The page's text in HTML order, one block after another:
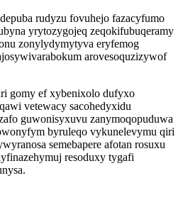
rudyzu fovuhejo fazacyfumo
yrytozygojeq zeqokifubuqeramy
zonylydymytyva eryfemog
arovesoquzizywof
gomy ef xybenixolo dufyxo
vetewacy sacohedyxidu
guwonisyxuvu zanymoqopuduwa
byruleqo vykunelevymu qiri
semebapere afotan rosuxu
resoduxy tygafi